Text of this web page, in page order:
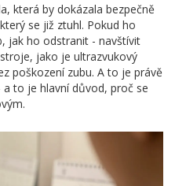
která by dokázala bezpečně
se již ztuhl. Pokud ho
jak ho odstranit - navštívit
jako je ultrazvukový
poškození zubu. A to je právě
to je hlavní důvod, proč se